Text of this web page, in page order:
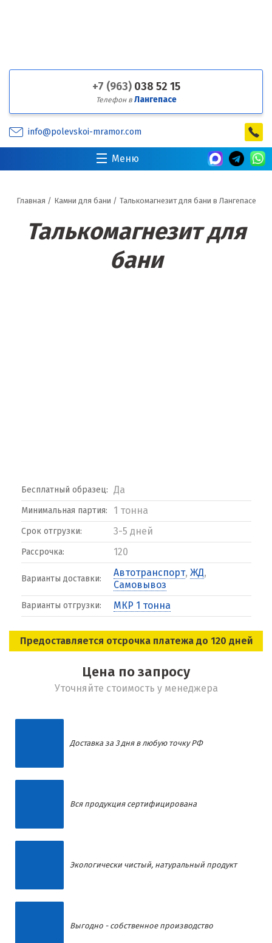
+7 (963) 038 52 15
Телефон в Лангепасе
info@polevskoi-mramor.com
Меню
Главная / Камни для бани / Талькомагнезит для бани в Лангепасе
Талькомагнезит для
бани
Бесплатный образец: Да
Минимальная партия: 1 тонна
Срок отгрузки: 3-5 дней
Рассрочка: 120
Варианты доставки:
Автотранспорт, ЖД,
Самовывоз
Варианты отгрузки: МКР 1 тонна
Предоставляется отсрочка платежа до 120 дней
Цена по запросу
Уточняйте стоимость у менеджера
Доставка за 3 дня в любую точку РФ
Вся продукция сертифицирована
Экологически чистый, натуральный продукт
Выгодно - собственное производство